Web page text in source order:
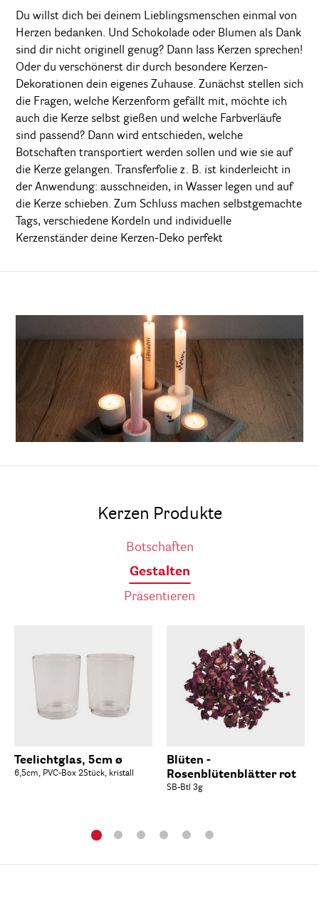
Du willst dich bei deinem Lieblingsmenschen einmal von
Herzen bedanken. Und Schokolade oder Blumen als Dank
sind dir nicht originell genug? Dann lass Kerzen sprechen!
Oder du verschönerst dir durch besondere Kerzen-
Dekorationen dein eigenes Zuhause. Zunächst stellen sich
die Fragen, welche Kerzenform gefällt mit, möchte ich
auch die Kerze selbst gießen und welche Farbverläufe
sind passend? Dann wird entschieden, welche
Botschaften transportiert werden sollen und wie sie auf
die Kerze gelangen. Transferfolie z. B. ist kinderleicht in
der Anwendung: ausschneiden, in Wasser legen und auf
die Kerze schieben. Zum Schluss machen selbstgemachte
Tags, verschiedene Kordeln und individuelle
Kerzenständer deine Kerzen-Deko perfekt
Kerzen Produkte
Botschaften
Gestalten
Präsentieren
Teelichtglas, 5cm ø
6,5cm, PVC-Box 2Stück, kristall
Blüten -
Rosenblütenblätter rot
SB-Btl 3g